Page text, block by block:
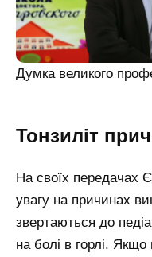
Думка великого
Тонзиліт
На своїх передачах
увагу на причинах
звертаються до
на болі в горлі.